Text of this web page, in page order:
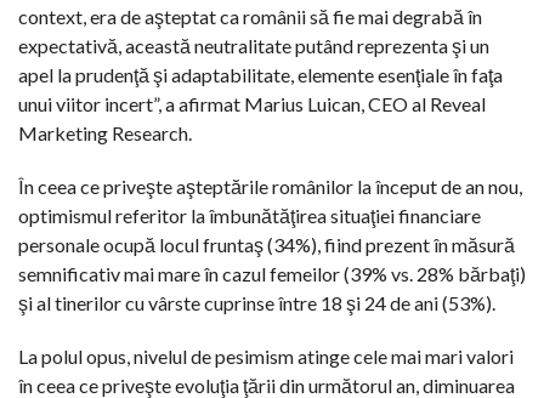
context, era de aşteptat ca românii să fie mai degrabă în
expectativă, această neutralitate putând reprezenta şi un
apel la prudenţă şi adaptabilitate, elemente esenţiale în faţa
unui viitor incert”, a afirmat Marius Luican, CEO al Reveal
Marketing Research.
În ceea ce priveşte aşteptările românilor la început de an nou,
optimismul referitor la îmbunătăţirea situaţiei financiare
personale ocupă locul fruntaş (34%), fiind prezent în măsură
semnificativ mai mare în cazul femeilor (39% vs. 28% bărbaţi)
şi al tinerilor cu vârste cuprinse între 18 şi 24 de ani (53%).
La polul opus, nivelul de pesimism atinge cele mai mari valori
în ceea ce priveşte evoluţia ţării din următorul an, diminuarea